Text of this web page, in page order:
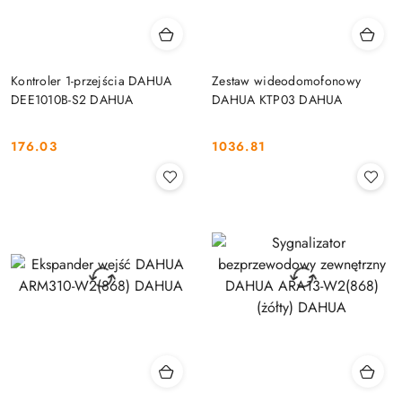
Kontroler 1-przejścia DAHUA
DEE1010B-S2 DAHUA
Cena:
176.03
Zestaw wideodomofonowy
DAHUA KTP03 DAHUA
Cena:
1036.81